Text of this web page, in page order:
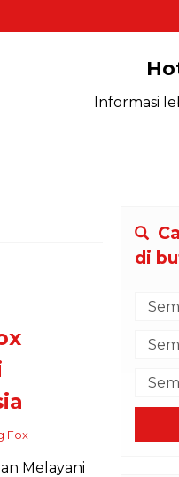
Informasi
Fox
Melayani
di